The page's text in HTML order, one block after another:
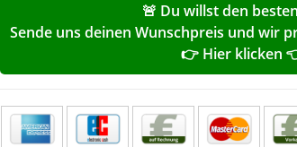
🚨 Du willst den
Sende uns deinen Wunschpreis und wir
👉 Hier klicken